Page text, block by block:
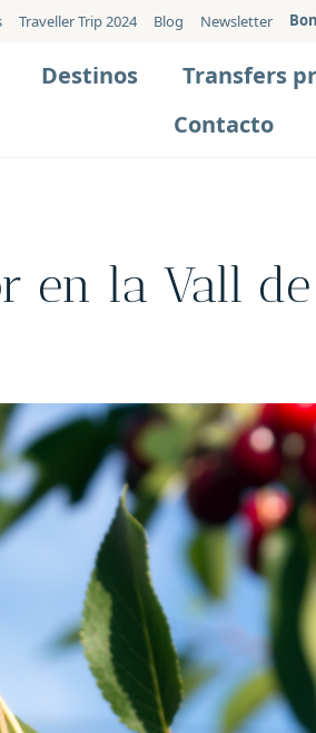
Traveller Trip 2024 Blog Newsletter
Destinos Transfers
Contacto
en la Vall